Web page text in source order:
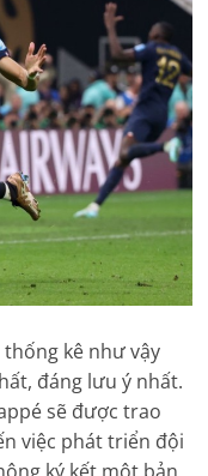
thống kê như vậy
đáng lưu ý nhất.
sẽ được trao
việc phát triển đội